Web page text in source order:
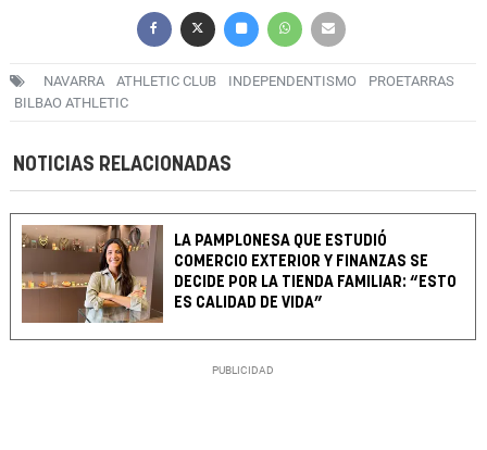
NAVARRA ATHLETIC CLUB INDEPENDENTISMO
PROETARRAS
BILBAO ATHLETIC
NOTICIAS RELACIONADAS
LA PAMPLONESA QUE ESTUDIÓ
COMERCIO EXTERIOR Y FINANZAS SE
DECIDE POR LA TIENDA FAMILIAR: “ESTO
ES CALIDAD DE VIDA”